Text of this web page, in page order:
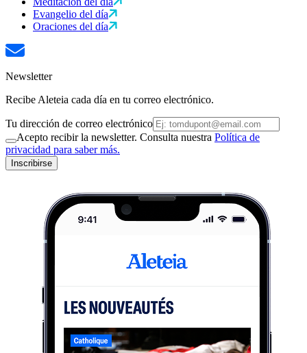
Evangelio del día
Oraciones del día
Newsletter
Recibe Aleteia cada día en tu correo electrónico.
Tu dirección de correo electrónico
Acepto recibir la newsletter. Consulta nuestra Política de
privacidad para saber más.
Inscribirse